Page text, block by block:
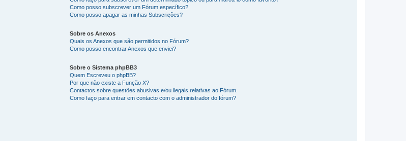
Como posso subscrever um Fórum específico?
Como posso apagar as minhas Subscrições?
Sobre os Anexos
Quais os Anexos que são permitidos no Fórum?
Como posso encontrar Anexos que enviei?
Sobre o Sistema phpBB3
Quem Escreveu o phpBB?
Por que não existe a Função X?
Contactos sobre questões abusivas e/ou ilegais relativas ao Fórum.
Como faço para entrar em contacto com o administrador do fórum?